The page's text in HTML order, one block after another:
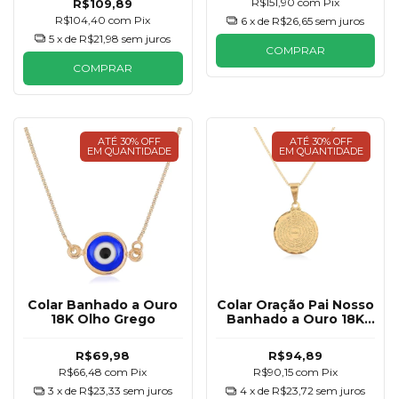
R$109,89
R$104,40com Pix
5 x de R$21,98 sem juros
COMPRAR
6 x de R$26,65 sem juros
COMPRAR
ATÉ 30% OFF
EM QUANTIDADE
Colar Banhado a Ouro
18K Olho Grego
R$69,98
R$66,48com Pix
3 x de R$23,33 sem juros
ATÉ 30% OFF
EM QUANTIDADE
Colar Oração Pai Nosso
Banhado a Ouro 18K
R$94,89
R$90,15 com Pix
4 x de R$23,72 sem juros